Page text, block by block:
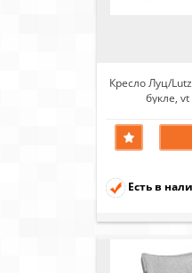
Кресло Луц/
букле,
Есть в